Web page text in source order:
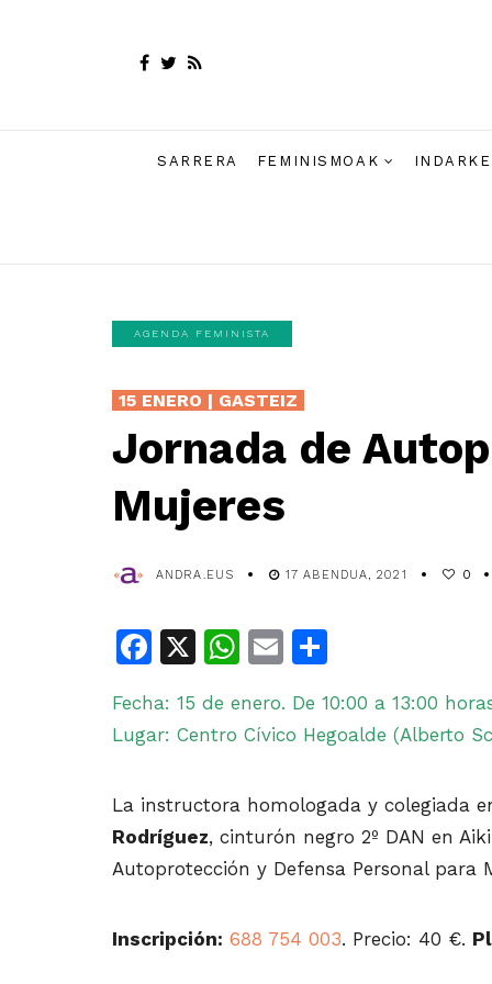
SARRERA FEMINISMOAK
AGENDA FEMINISTA
15 ENERO | GASTEIZ
Jornada de
Mujeres
ANDRA.EUS 17 ABENDUA, 2021 0
Facebook
X WhatsApp
Email
Fecha: 15 de enero. De 10:00 a 13:00
Lugar: Centro Cívico Hegoalde (Alberto
La instructora homologada y colegiada
Rodríguez, cinturón negro 2º DAN en
Autoprotección y Defensa Personal para
Inscripción: 688 754 003. Precio: 40 €.